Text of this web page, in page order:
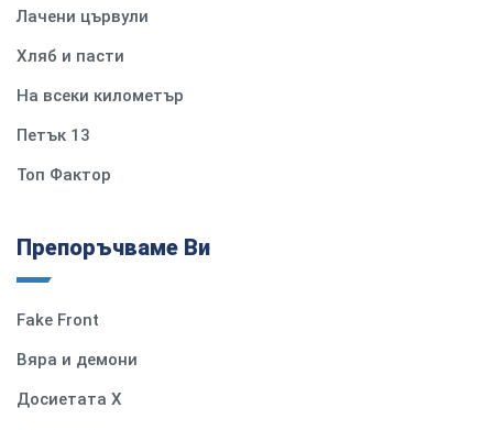
Лачени цървули
Хляб и пасти
На всеки километър
Петък 13
Топ Фактор
Препоръчваме Ви
Fake Front
Вяра и демони
Досиетата Х